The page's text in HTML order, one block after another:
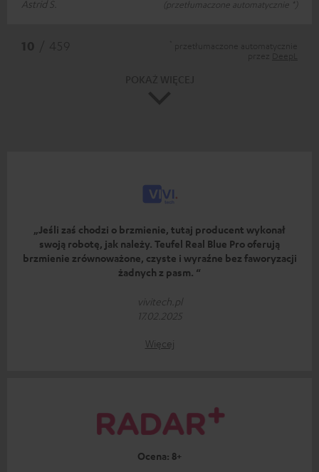
Astrid S.
(przetłumaczone automatycznie *)
„Jeśli zaś chodzi o brzmienie, tutaj producent wykonał
swoją robotę, jak należy. Teufel Real Blue Pro oferują
brzmienie zrównoważone, czyste i wyraźne bez faworyzacji
żadnych z pasm. “
vivitech.pl
17.02.2025
Więcej
Ocena: 8+